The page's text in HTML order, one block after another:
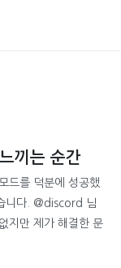
끼는 순간
드를 덕분에 성공했
니다. @discord 님
지만 제가 해결한 문